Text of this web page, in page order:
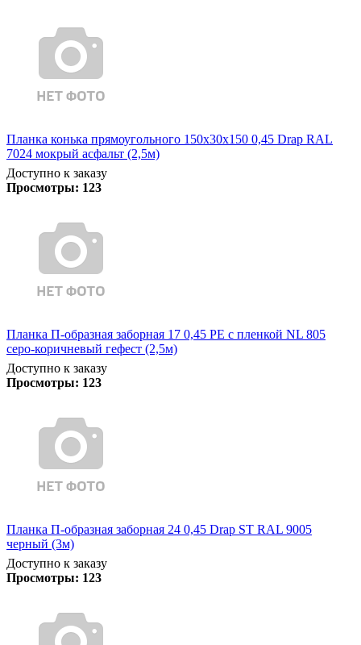
Планка конька прямоугольного 150х30х150 0,45 Drap RAL
7024 мокрый асфальт (2,5м)
Доступно к заказу
Просмотры: 123
Планка П-образная заборная 17 0,45 PE с пленкой NL 805
серо-коричневый гефест (2,5м)
Доступно к заказу
Просмотры: 123
Планка П-образная заборная 24 0,45 Drap ST RAL 9005
черный (3м)
Доступно к заказу
Просмотры: 123